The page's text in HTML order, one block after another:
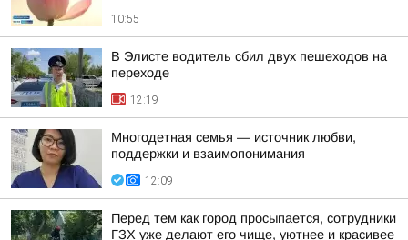
10:55
В Элисте водитель сбил двух пешеходов на
переходе
12:19
Многодетная семья — источник любви,
поддержки и взаимопонимания
12:09
Перед тем как город просыпается, сотрудники
ГЗХ уже делают его чище, уютнее и красивее